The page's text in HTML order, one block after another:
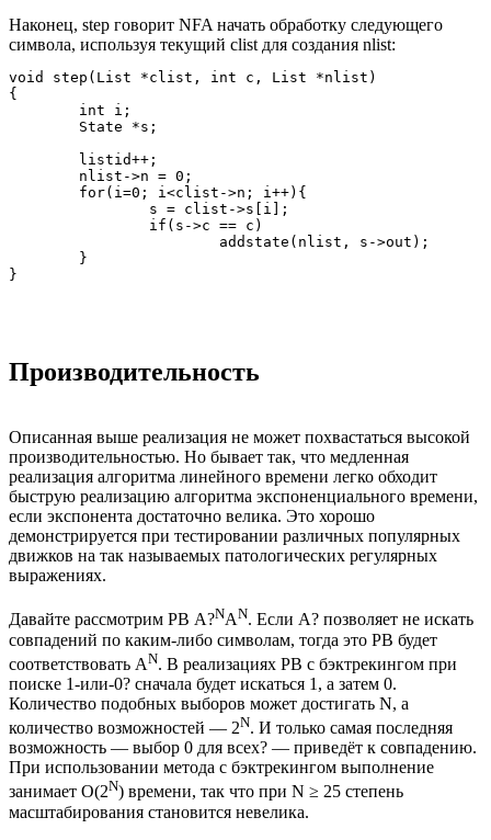
Наконец, step говорит NFA начать обработку следующего
символа, используя текущий clist для создания nlist:
void step(List *clist, int c, List *nlist)
{
Производительность
Описанная выше реализация не может похвастаться высокой
производительностью. Но бывает так, что медленная
реализация алгоритма линейного времени легко обходит
быструю реализацию алгоритма экспоненциального времени,
если экспонента достаточно велика. Это хорошо
демонстрируется при тестировании различных популярных
движков на так называемых патологических регулярных
выражениях.
Давайте рассмотрим РВ A?NAN. Если A? позволяет не искать
совпадений по каким-либо символам, тогда это РВ будет
соответствовать AN. В реализациях РВ с бэктрекингом при
поиске 1-или-0? сначала будет искаться 1, а затем 0.
Количество подобных выборов может достигать N, а
количество возможностей — 2N. И только самая последняя
возможность — выбор 0 для всех? — приведёт к совпадению.
При использовании метода с бэктрекингом выполнение
занимает O(2N) времени, так что при N ≥ 25 степень
масштабирования становится невелика.